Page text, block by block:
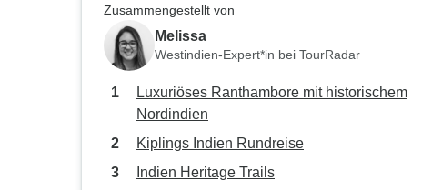
Zusammengestellt von
Melissa
Westindien-Expert*in bei TourRadar
Luxuriöses Ranthambore mit historischem
Nordindien
Kiplings Indien Rundreise
Indien Heritage Trails